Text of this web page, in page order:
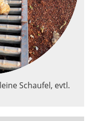
Schaufel, evtl.